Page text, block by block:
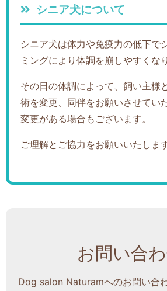
シニア犬について
シニア犬は体力や免疫力の低下で
ミングにより体調を崩しやすくな
その日の体調によって、飼い主様
術を変更、同伴をお願いさせてい
変更がある場合もございます。
ご理解とご協力をお願いいたします
お問い合
Dog salon Naturamへのお問い合